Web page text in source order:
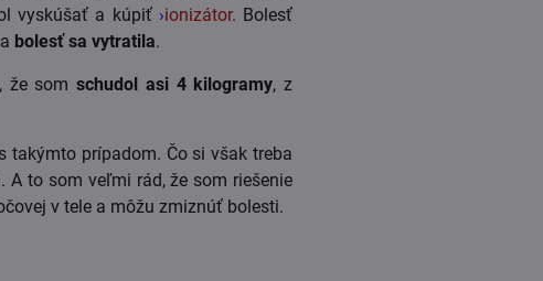
vyskúšať a kúpiť ›ionizátor. Bolesť
a bolesť sa vytratila.
že somschudol asi 4 kilogramy, z
takýmto prípadom. Čo si však treba
A to som veľmi rád, že som riešenie
v tele a môžu zmiznúť bolesti.